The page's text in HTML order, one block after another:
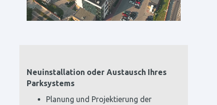
Neuinstallation oder Austausch Ihres
Parksystems
Planung und Projektierung der